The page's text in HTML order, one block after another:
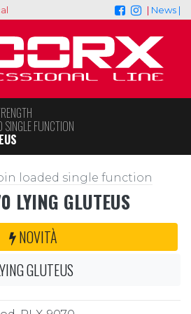
| News |
SINGLE FUNCTION
loaded single function
LYING GLUTEUS
NOVITÀ
GLUTEUS